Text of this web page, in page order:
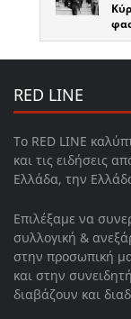
RED LINE
Το RED LINE
και τις ειδήσεις
Ελλάδα, την
Επιλέξαμε να
συλλογική &
στην προσωπική
και στην
διαβάζουν και